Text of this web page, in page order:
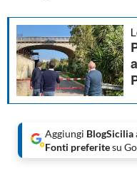
Aggiungi BlogSicilia
Fonti preferitesu